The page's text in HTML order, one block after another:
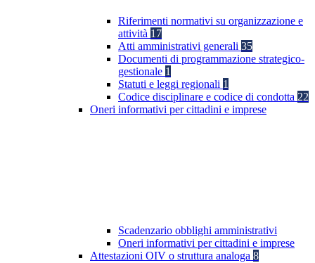
Riferimenti normativi su organizzazione e
attività 17
Atti amministrativi generali 35
Documenti di programmazione strategico-
gestionale 1
Statuti e leggi regionali 1
Codice disciplinare e codice di condotta 22
Oneri informativi per cittadini e imprese
Scadenzario obblighi amministrativi
Oneri informativi per cittadini e imprese
Attestazioni OIV o struttura analoga 8